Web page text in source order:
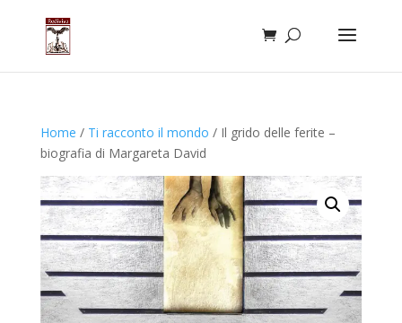
Home / Ti racconto il mondo / Il grido delle ferite –
biografia di Margareta David